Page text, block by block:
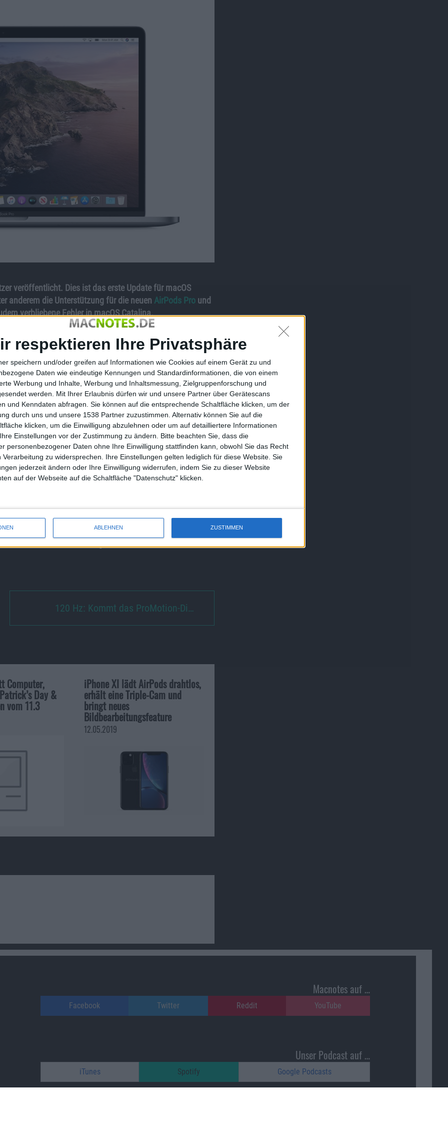
respektieren Ihre Privatsphäre
speichern und/oder greifen auf Informationen wie Cookies auf einem Gerät zu und
Daten wie eindeutige Kennungen und Standardinformationen, die von einem
Werbung und Inhalte, Werbung und Inhaltsmessung, Zielgruppenforschung und
werden.
Mit Ihrer Erlaubnis dürfen wir und unsere Partner über Gerätescans
und Kenndaten abfragen. Sie können auf die entsprechende Schaltfläche klicken, um der
durch uns und unsere 1538 Partner zuzustimmen. Alternativ können Sie auf die
klicken, um die Einwilligung abzulehnen oder um auf detailliertere Informationen
Einstellungen vor der Zustimmung zu ändern.
Bitte beachten Sie, dass die
personenbezogener Daten ohne Ihre Einwilligung stattfinden kann, obwohl Sie das Recht
Verarbeitung zu widersprechen. Ihre Einstellungen gelten lediglich für diese Website. Sie
jederzeit ändern oder Ihre Einwilligung widerrufen, indem Sie zu dieser Website
auf der Webseite auf die Schaltfläche "Datenschutz" klicken.
ABLEHNEN ZUSTIMMEN
veröffentlicht. Dies ist das erste Update für macOS
anderem die Unterstützung für die neuen AirPods Pro und
verbliebene Fehler in macOS Catalina.
veröffentlicht und damit watchOS 6 auf alte Apple Watch-
Catalina 10.15.1 für alle Anwender zum Download
Catalina, seit es für alle Nutzer in seiner finalen
ergänzenden Updates an den ärgsten Fehlern des
neuen AirPods Pro, die gestern vorgestellt worden
die bereits Bestandteil voniOS13.2 und iPadOS
und neue HomeKit-Features
von Gesprächen mit der Sprachassistentin Siri und
können, dies ist auch unter iOS 13.2, iPadOS 13.2
ergänzt, mit dem verschlüsselte Aufzeichnungen von
Auch können nun HomeKit-fähige Router am Mac
in Szenen und Automatisierungen einbinden.
Probleme, etwa bei der Migration älterer
120 Hz: Kommt das ProMotion-Di…
Computer,
Day &
vom 11.3
iPhone XI lädt AirPods drahtlos,
erhält eine Triple-Cam und
bringt neues
Bildbearbeitungsfeature
12.05.2019
Macnotes auf …
Facebook Twitter Reddit YouTube
Unser Podcast auf …
iTunes Spotify Google Podcasts